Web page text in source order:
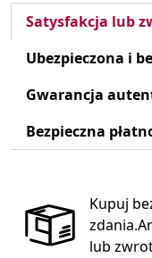
Satysfakcja lub
Ubezpieczona i
Gwarancja
Bezpieczna
Kupuj
lub